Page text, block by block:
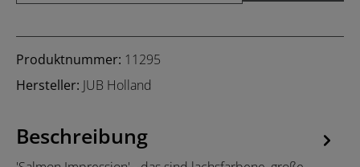
Produktnummer: 11295
Hersteller: JUB Holland
Beschreibung